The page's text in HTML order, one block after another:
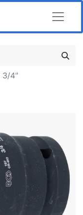
3/4"